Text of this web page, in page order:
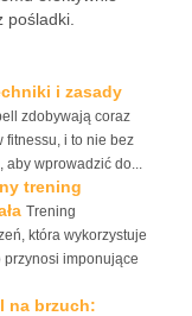
pośladki.
i zasady
zdobywają coraz
fitnessu, i to nie bez
aby wprowadzić do...
trening
Trening
która wykorzystuje
przynosi imponujące
na brzuch: